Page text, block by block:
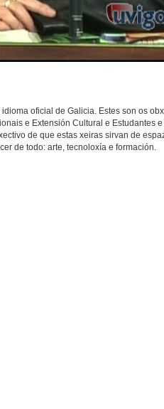
oficial de Galicia. Estes son os
e Extensión Cultural e Estudantes
de que estas xeiras sirvan de
de todo: arte, tecnoloxía e formación.